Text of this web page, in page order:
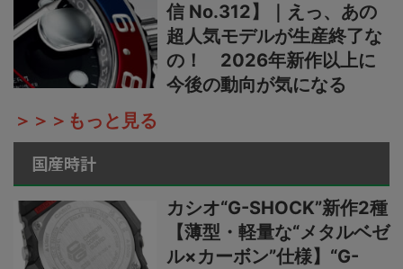
信 No.312】｜えっ、あの
超人気モデルが生産終了な
の！ 2026年新作以上に
今後の動向が気になる
＞＞＞もっと見る
国産時計
カシオ“G-SHOCK”新作2種
【薄型・軽量な“メタルベゼ
ル×カーボン”仕様】“G-